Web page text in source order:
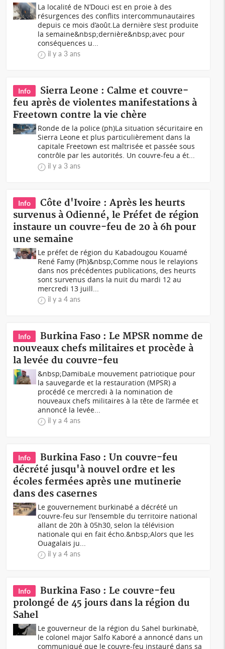
La localité de N’Douci est en proie à des
résurgences des conflits intercommunautaires
depuis ce mois d’août.La dernière s’est produite
la semaine&nbsp;dernière&nbsp;avec pour
conséquences u...
il y a 3 ans
Info
Sierra Leone : Calme et couvre-
feu après de violentes manifestations à
Freetown contre la vie chère
Ronde de la police (ph)La situation sécuritaire en
Sierra Leone et plus particulièrement dans la
capitale Freetown est maîtrisée et passée sous
contrôle par les autorités. Un couvre-feu a ét...
il y a 3 ans
Info
Côte d'Ivoire : Après les heurts
survenus à Odienné, le Préfet de région
instaure un couvre-feu de 20 à 6h pour
une semaine
Le préfet de région du Kabadougou Kouamé
René Famy (Ph)&nbsp;Comme nous le relayions
dans nos précédentes publications, des heurts
sont survenus dans la nuit du mardi 12 au
mercredi 13 juill...
il y a 4 ans
Info
Burkina Faso : Le MPSR nomme de
nouveaux chefs militaires et procède à
la levée du couvre-feu
&nbsp;DamibaLe mouvement patriotique pour
la sauvegarde et la restauration (MPSR) a
procédé ce mercredi à la nomination de
nouveaux chefs militaires à la tête de l’armée et
annoncé la levée...
il y a 4 ans
Info
Burkina Faso : Un couvre-feu
décrété jusqu'à nouvel ordre et les
écoles fermées après une mutinerie
dans des casernes
Le gouvernement burkinabé a décrété un
couvre-feu sur l’ensemble du territoire national
allant de 20h à 05h30, selon la télévision
nationale qui en fait écho.&nbsp;Alors que les
Ouagalais ju...
il y a 4 ans
Info
Burkina Faso : Le couvre-feu
prolongé de 45 jours dans la région du
Sahel
Le gouverneur de la région du Sahel burkinabè,
le colonel major Salfo Kaboré a annoncé dans un
communiqué que le couvre-feu instauré dans sa